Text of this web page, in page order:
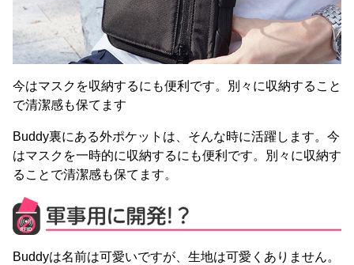
今はマスクを収納するにも便利です。別々に収納すること
で清潔感も保てます
Buddy裏にある外ポケットは、そんな時に活躍します。今
はマスクを一時的に収納するにも便利です。別々に収納す
ることで清潔感も保てます。
Buddyは名前は可愛いですが、生地は可愛くありません。